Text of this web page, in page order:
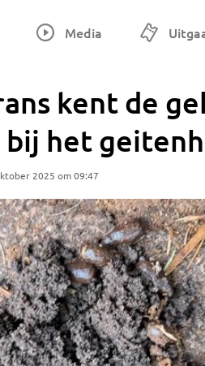
Media
kent de
bij het
2025 om 09:47